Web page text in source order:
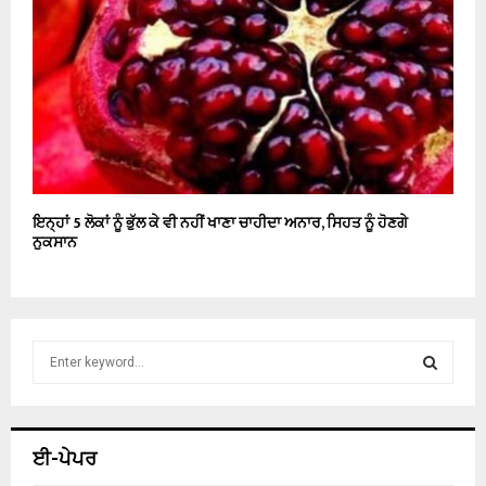
ਇਨ੍ਹਾਂ 5 ਲੋਕਾਂ ਨੂੰ ਭੁੱਲ ਕੇ ਵੀ ਨਹੀਂ ਖਾਣਾ ਚਾਹੀਦਾ ਅਨਾਰ, ਸਿਹਤ ਨੂੰ ਹੋਣਗੇ
ਨੁਕਸਾਨ
h
ਈ-ਪੇਪਰ